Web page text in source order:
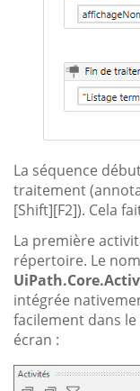
La séquence
traitement
[Shift][F2]). Cela
La première
répertoire. Le
intégrée
facilement dans
écran :